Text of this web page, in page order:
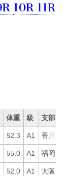
10R 11R
体重 級 支部
52.3 A1 香川
55.0 A1 福岡
52.0 A1 大阪